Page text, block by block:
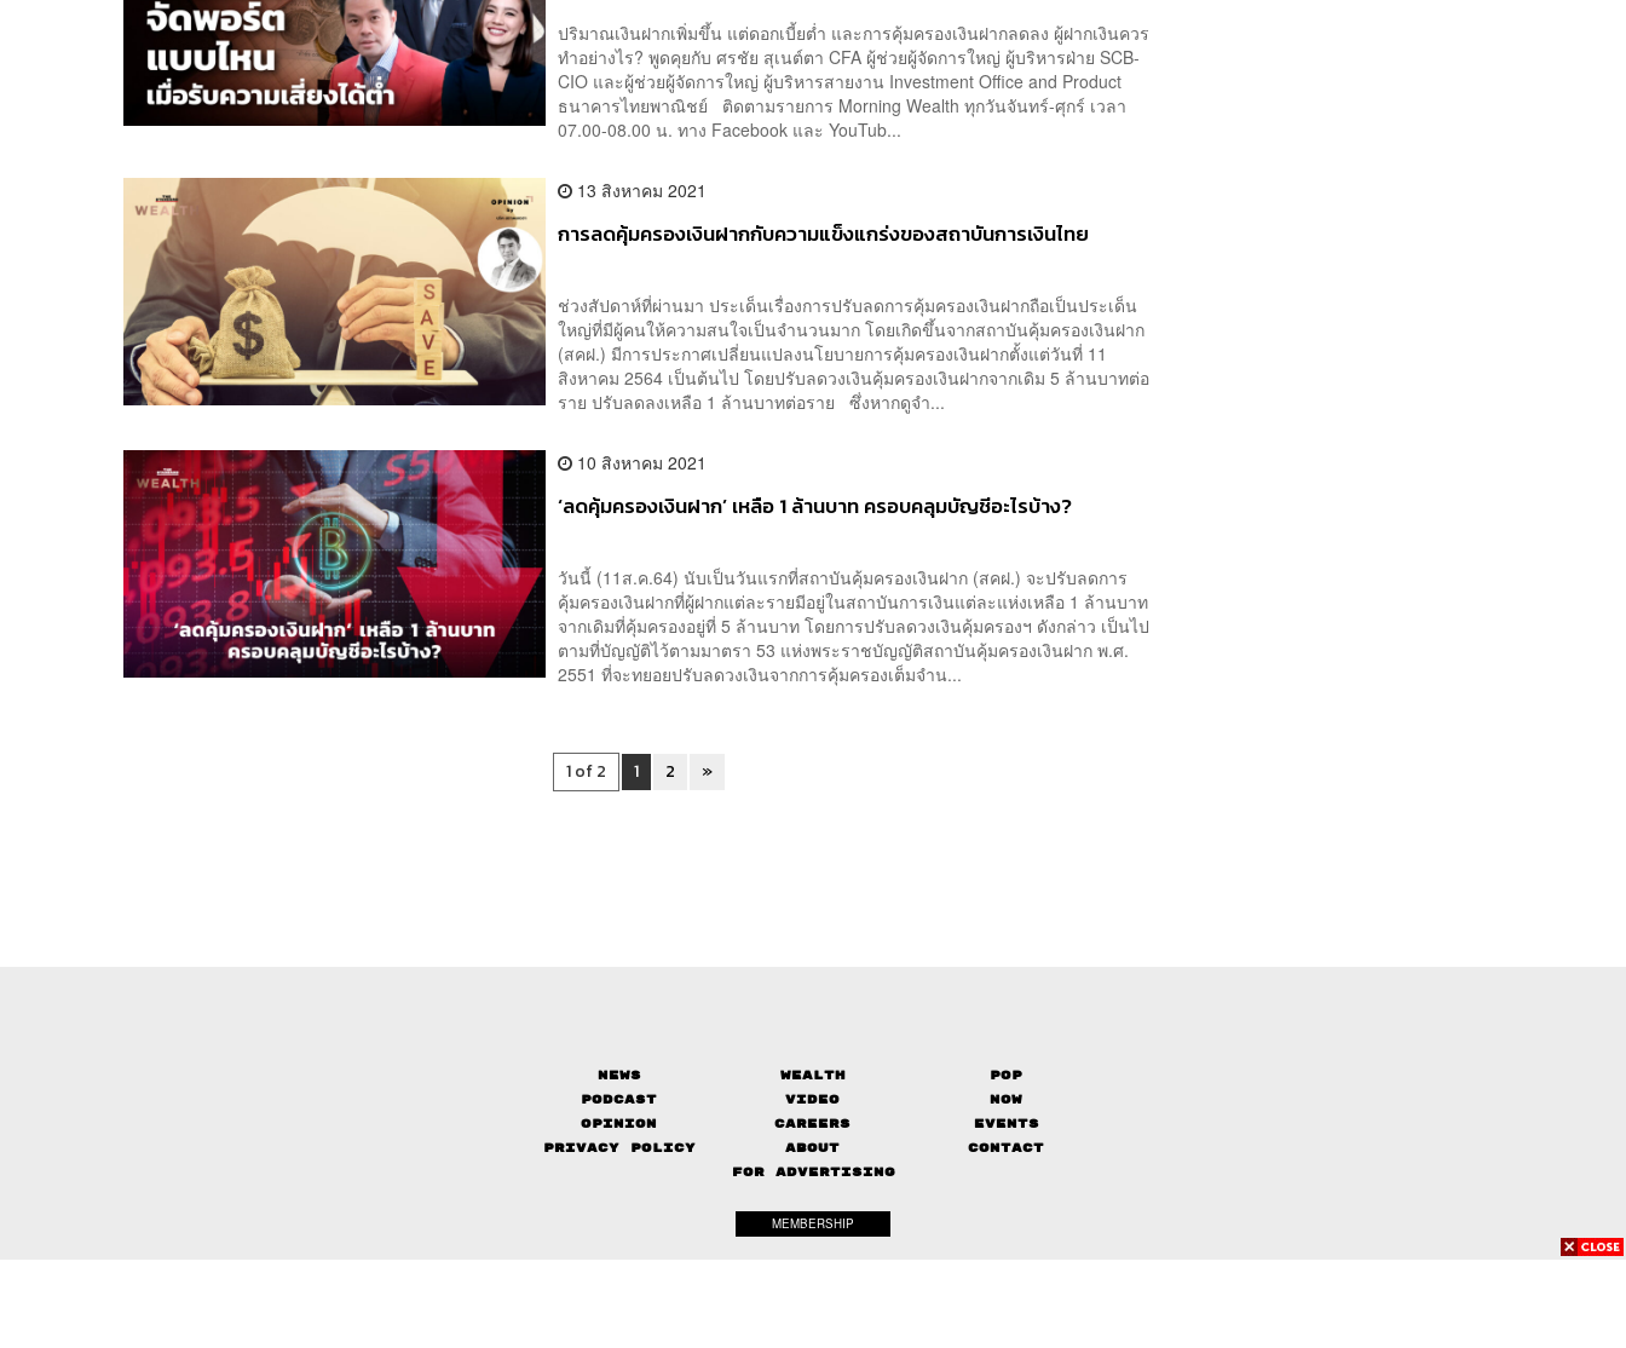
ปริมาณเงินฝากเพิ่มขึ้น แต่ดอกเบี้ยต่ำ และการคุ้มครองเงินฝากลดลง ผู้ฝากเงินควร
ทำอย่างไร? พูดคุยกับ ศรชัย สุเนต์ตา CFA ผู้ช่วยผู้จัดการใหญ่ ผู้บริหารฝ่าย SCB-
CIO และผู้ช่วยผู้จัดการใหญ่ ผู้บริหารสายงาน Investment Office and Product
ธนาคารไทยพาณิชย์ ติดตามรายการ Morning Wealth ทุกวันจันทร์-ศุกร์ เวลา
07.00-08.00 น. ทาง Facebook และ YouTub...
13 สิงหาคม 2021
การลดคุ้มครองเงินฝากกับความแข็งแกร่งของสถาบันการเงินไทย
ช่วงสัปดาห์ที่ผ่านมา ประเด็นเรื่องการปรับลดการคุ้มครองเงินฝากถือเป็นประเด็น
ใหญ่ที่มีผู้คนให้ความสนใจเป็นจำนวนมาก โดยเกิดขึ้นจากสถาบันคุ้มครองเงินฝาก
(สคฝ.) มีการประกาศเปลี่ยนแปลงนโยบายการคุ้มครองเงินฝากตั้งแต่วันที่ 11
สิงหาคม 2564 เป็นต้นไป โดยปรับลดวงเงินคุ้มครองเงินฝากจากเดิม 5 ล้านบาทต่อ
ราย ปรับลดลงเหลือ 1 ล้านบาทต่อราย ซึ่งหากดูจำ...
10 สิงหาคม 2021
‘ลดคุ้มครองเงินฝาก’ เหลือ 1 ล้านบาท ครอบคลุมบัญชีอะไรบ้าง?
วันนี้ (11ส.ค.64) นับเป็นวันแรกที่สถาบันคุ้มครองเงินฝาก (สคฝ.) จะปรับลดการ
คุ้มครองเงินฝากที่ผู้ฝากแต่ละรายมีอยู่ในสถาบันการเงินแต่ละแห่งเหลือ 1 ล้านบาท
จากเดิมที่คุ้มครองอยู่ที่ 5 ล้านบาท โดยการปรับลดวงเงินคุ้มครองฯ ดังกล่าว เป็นไป
ตามที่บัญญัติไว้ตามมาตรา 53 แห่งพระราชบัญญัติสถาบันคุ้มครองเงินฝาก พ.ศ.
2551 ที่จะทยอยปรับลดวงเงินจากการคุ้มครองเต็มจำน...
1 of 2 1 2 »
News Wealth
Pop
Podcast
Video
Now
Opinion
Careers
Events
Privacy Policy
About
Contact
FOR ADVERTISING
MEMBERSHIP